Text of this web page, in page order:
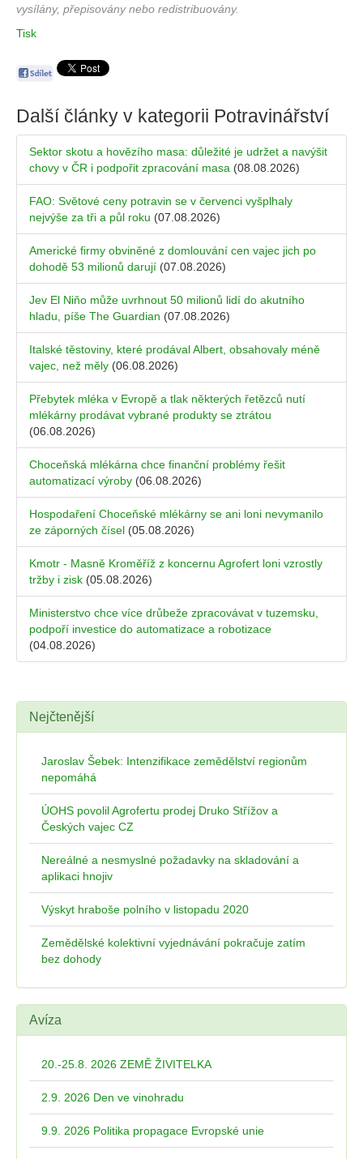
vysílány, přepisovány nebo redistribuovány.
Tisk
Další články v kategorii Potravinářství
Sektor skotu a hovězího masa: důležité je udržet a navýšit
chovy v ČR i podpořit zpracování masa (08.08.2026)
FAO: Světové ceny potravin se v červenci vyšplhaly
nejvýše za tři a půl roku (07.08.2026)
Americké firmy obviněné z domlouvání cen vajec jich po
dohodě 53 milionů darují (07.08.2026)
Jev El Niňo může uvrhnout 50 milionů lidí do akutního
hladu, píše The Guardian (07.08.2026)
Italské těstoviny, které prodával Albert, obsahovaly méně
vajec, než měly (06.08.2026)
Přebytek mléka v Evropě a tlak některých řetězců nutí
mlékárny prodávat vybrané produkty se ztrátou
(06.08.2026)
Choceňská mlékárna chce finanční problémy řešit
automatizací výroby (06.08.2026)
Hospodaření Choceňské mlékárny se ani loni nevymanilo
ze záporných čísel (05.08.2026)
Kmotr - Masně Kroměříž z koncernu Agrofert loni vzrostly
tržby i zisk (05.08.2026)
Ministerstvo chce více drůbeže zpracovávat v tuzemsku,
podpoří investice do automatizace a robotizace
(04.08.2026)
Nejčtenější
Jaroslav Šebek: Intenzifikace zemědělství regionům
nepomáhá
ÚOHS povolil Agrofertu prodej Druko Střížov a
Českých vajec CZ
Nereálné a nesmyslné požadavky na skladování a
aplikaci hnojiv
Výskyt hraboše polního v listopadu 2020
Zemědělské kolektivní vyjednávání pokračuje zatím
bez dohody
Avíza
20.-25.8. 2026 ZEMĚ ŽIVITELKA
2.9. 2026 Den ve vinohradu
9.9. 2026 Politika propagace Evropské unie